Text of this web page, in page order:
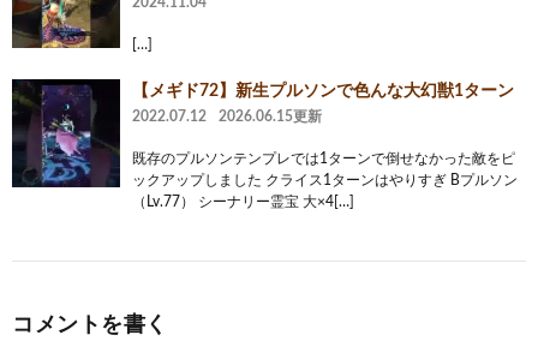
[…]
【メギド72】新生プルソンで色んな大幻獣1ターン
2022.07.12 2026.06.15更新
既存のプルソンテンプレでは1ターンで倒せなかった敵をピ
ックアップしました クライス1ターンはやりすぎ Bプルソン
（Lv.77） シーナリー霊宝 大×4[…]
コメントを書く